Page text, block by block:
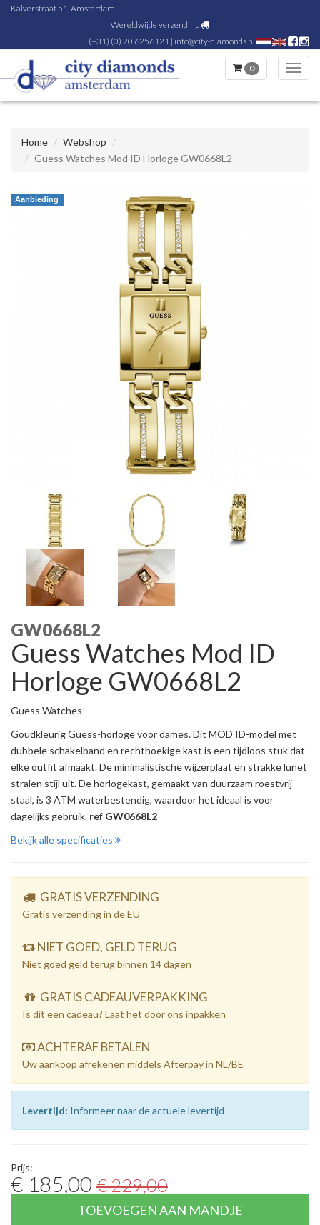
Kalverstraat 51, Amsterdam
Wereldwijde verzending
(+31) (0) 20 6256121 | info@city-diamonds.nl
0
Home
Webshop
Guess Watches Mod ID Horloge GW0668L2
Aanbieding
GW0668L2
Guess Watches Mod ID
Horloge GW0668L2
Guess Watches
Goudkleurig Guess-horloge voor dames. Dit MOD ID-model met
dubbele schakelband en rechthoekige kast is een tijdloos stuk dat
elke outfit afmaakt. De minimalistische wijzerplaat en strakke lunet
stralen stijl uit. De horlogekast, gemaakt van duurzaam roestvrij
staal, is 3 ATM waterbestendig, waardoor het ideaal is voor
dagelijks gebruik. ref GW0668L2
Bekijk alle specificaties
GRATIS VERZENDING
Gratis verzending in de EU
NIET GOED, GELD TERUG
Niet goed geld terug binnen 14 dagen
GRATIS CADEAUVERPAKKING
Is dit een cadeau? Laat het door ons inpakken
ACHTERAF BETALEN
Uw aankoop afrekenen middels Afterpay in NL/BE
Levertijd: Informeer naar de actuele levertijd
Prijs:
€ 185,00 € 229,00
TOEVOEGEN AAN MANDJE